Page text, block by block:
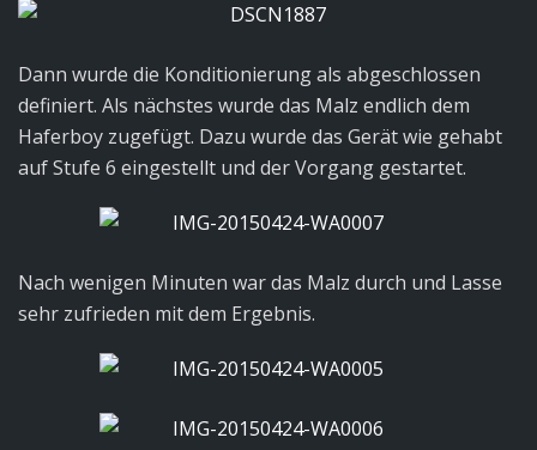
Dann wurde die Konditionierung als abgeschlossen
definiert. Als nächstes wurde das Malz endlich dem
Haferboy zugefügt. Dazu wurde das Gerät wie gehabt
auf Stufe 6 eingestellt und der Vorgang gestartet.
Nach wenigen Minuten war das Malz durch und Lasse
sehr zufrieden mit dem Ergebnis.